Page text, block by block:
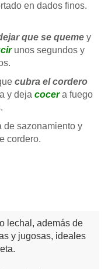
en dados finos.
que se queme y
unos segundos y
cubra el cordero
y deja cocera fuego
de sazonamiento y
cordero.
lechal, además de
y jugosas, ideales